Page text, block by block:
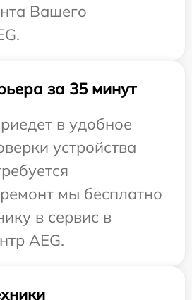
Вашего
за 35 минут
в удобное
устройства
мы бесплатно
в сервис в
AEG.